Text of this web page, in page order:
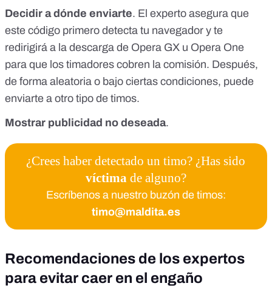
Decidir a dónde enviarte. El experto asegura que
este código primero detecta tu navegador y te
redirigirá a la descarga de Opera GX u Opera One
para que los timadores cobren la comisión. Después,
de forma aleatoria o bajo ciertas condiciones, puede
enviarte a otro tipo de timos.
Mostrar publicidad no deseada.
¿Crees haber detectado un timo? ¿Has sido
víctimade alguno?
Escríbenos a nuestro buzón de timos:
timo@maldita.es
Recomendaciones de los expertos
para evitar caer en el engaño